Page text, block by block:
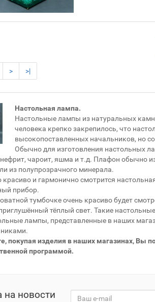
> >|
Настольная лампа.
Настольные лампы из натуральных
человека крепко закрепилось, что
высокопоставленных начальников, но
Обычно для изготовления настольных
чароит, яшма и т.д. Плафон обычно
из полупрозрачного минерала.
красиво и гармонично смотрится
прибор.
тумбочке очень красиво будет
тёплый свет. Такие
лампы, представленные в наших
покупая изделия в наших магазинах,
программой.
на новости